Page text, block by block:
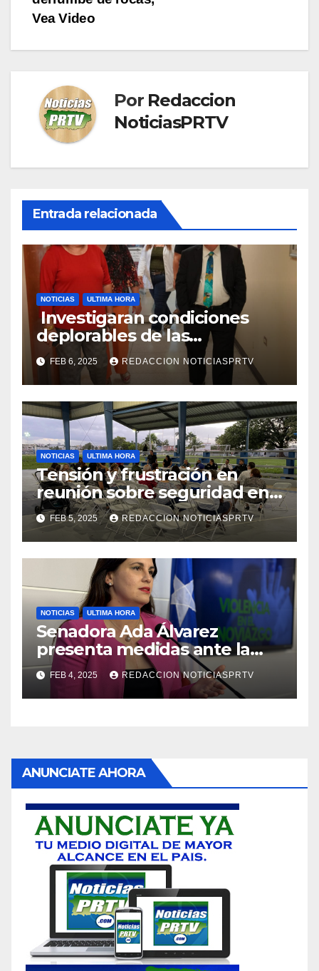
Vea Video
Por Redaccion
NoticiasPRTV
Entrada relacionada
NOTICIAS ULTIMA HORA
Investigaran condiciones
deplorables de las
facilidades el Departamento
de la Salud en Mayagüez
FEB 6, 2025 REDACCION NOTICIASPRTV
NOTICIAS ULTIMA HORA
Tensión y frustración en
reunión sobre seguridad en
Reparto Metropolitano
FEB 5, 2025 REDACCION NOTICIASPRTV
NOTICIAS ULTIMA HORA
Senadora Ada Álvarez
presenta medidas ante la
violencia en el noviazgo
FEB 4, 2025 REDACCION NOTICIASPRTV
ANUNCIATE AHORA